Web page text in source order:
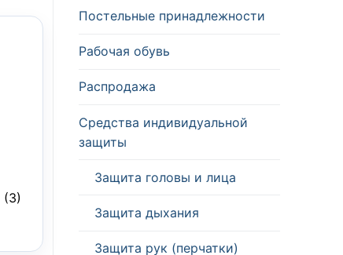
(3)
Постельные принадлежности
Рабочая обувь
Распродажа
Средства индивидуальной
защиты
Защита головы и лица
Защита дыхания
Защита рук (перчатки)